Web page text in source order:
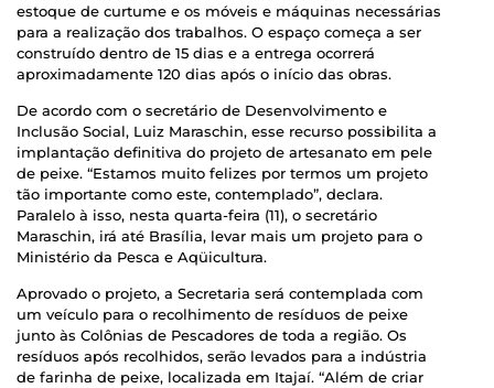
estoque de curtume e os móveis e máquinas necessárias
para a realização dos trabalhos. O espaço começa a ser
construído dentro de 15 dias e a entrega ocorrerá
aproximadamente 120 dias após o início das obras.
De acordo com o secretário de Desenvolvimento e
Inclusão Social, Luiz Maraschin, esse recurso possibilita a
implantação definitiva do projeto de artesanato em pele
de peixe. “Estamos muito felizes por termos um projeto
tão importante como este, contemplado”, declara.
Paralelo à isso, nesta quarta-feira (11), o secretário
Maraschin, irá até Brasília, levar mais um projeto para o
Ministério da Pesca e Aqüicultura.
Aprovado o projeto, a Secretaria será contemplada com
um veículo para o recolhimento de resíduos de peixe
junto às Colônias de Pescadores de toda a região. Os
resíduos após recolhidos, serão levados para a indústria
de farinha de peixe, localizada em Itajaí. “Além de criar